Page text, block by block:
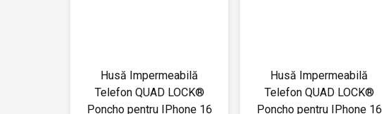
Husă Impermeabilă
Telefon QUAD LOCK®
Poncho pentru IPhone 16
Husă Impermeabilă
Telefon QUAD LOCK®
Poncho pentru IPhone 16